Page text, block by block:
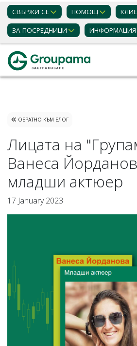
СВЪРЖИ СЕ ПОМОЩ
ЗА ПОСРЕДНИЦИ ИНФОРМАЦИЯ
Застраховки Блог статии
ОБРАТНО КЪМ БЛОГ
Лицата на
Ванеса
младши актюер
17 January 2023